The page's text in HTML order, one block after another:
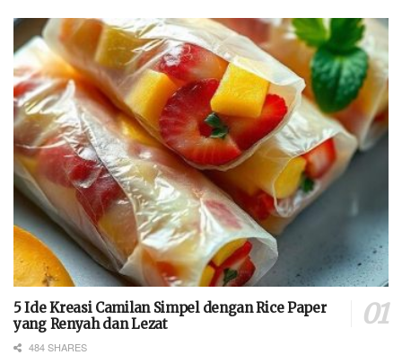
5 Ide Kreasi Camilan Simpel dengan Rice Paper
yang Renyah dan Lezat
484 SHARES